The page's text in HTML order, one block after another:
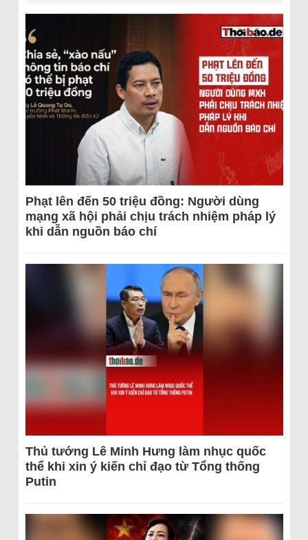
Phạt lên đến 50 triệu đồng: Người dùng
mạng xã hội phải chịu trách nhiệm pháp lý
khi dẫn nguồn báo chí
Thủ tướng Lê Minh Hưng làm nhục quốc
thể khi xin ý kiến chỉ đạo từ Tổng thống
Putin